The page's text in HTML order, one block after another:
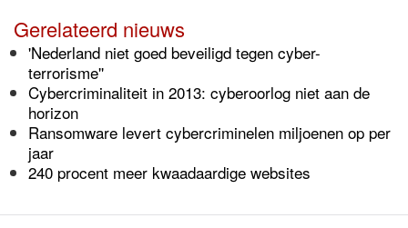
Gerelateerd nieuws
'Nederland niet goed beveiligd tegen cyber-
terrorisme''
Cybercriminaliteit in 2013: cyberoorlog niet aan de
horizon
Ransomware levert cybercriminelen miljoenen op per
jaar
240 procent meer kwaadaardige websites